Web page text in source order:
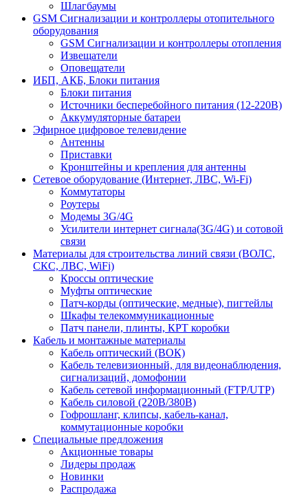
Шлагбаумы
GSM Сигнализации и контроллеры отопительного
оборудования
GSM Сигнализации и контроллеры отопления
Извещатели
Оповещатели
ИБП, АКБ, Блоки питания
Блоки питания
Источники бесперебойного питания (12-220В)
Аккумуляторные батареи
Эфирное цифровое телевидение
Антенны
Приставки
Кронштейны и крепления для антенны
Сетевое оборудование (Интернет, ЛВС, Wi-Fi)
Коммутаторы
Роутеры
Модемы 3G/4G
Усилители интернет сигнала(3G/4G) и сотовой
связи
Материалы для строительства линий связи (ВОЛС,
СКС, ЛВС, WiFi)
Кроссы оптические
Муфты оптические
Патч-корды (оптические, медные), пигтейлы
Шкафы телекоммуникационные
Патч панели, плинты, КРТ коробки
Кабель и монтажные материалы
Кабель оптический (ВОК)
Кабель телевизионный, для видеонаблюдения,
сигнализаций, домофонии
Кабель сетевой информационный (FTP/UTP)
Кабель силовой (220В/380В)
Гофрошланг, клипсы, кабель-канал,
коммутационные коробки
Специальные предложения
Акционные товары
Лидеры продаж
Новинки
Распродажа